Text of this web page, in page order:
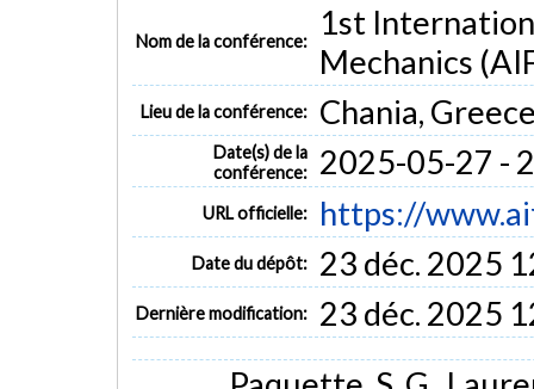
Nom de la conférence:
1st
Mechanics
Lieu de la conférence: Chania,
Date(s) de la
conférence:
2025-05-27 -
URL officielle: https://
Date du dépôt: 23 déc. 2025
Dernière modification: 23 déc. 2025